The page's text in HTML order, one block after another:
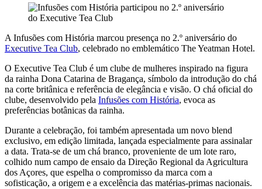
A Infusões com História marcou presença no 2.º aniversário do
Executive Tea Club, celebrado no emblemático The Yeatman Hotel.
O Executive Tea Club é um clube de mulheres inspirado na figura
da rainha Dona Catarina de Bragança, símbolo da introdução do chá
na corte britânica e referência de elegância e visão. O chá oficial do
clube, desenvolvido pela Infusões com História, evoca as
preferências botânicas da rainha.
Durante a celebração, foi também apresentada um novo blend
exclusivo, em edição limitada, lançada especialmente para assinalar
a data. Trata-se de um chá branco, proveniente de um lote raro,
colhido num campo de ensaio da Direção Regional da Agricultura
dos Açores, que espelha o compromisso da marca com a
sofisticação, a origem e a excelência das matérias-primas nacionais.